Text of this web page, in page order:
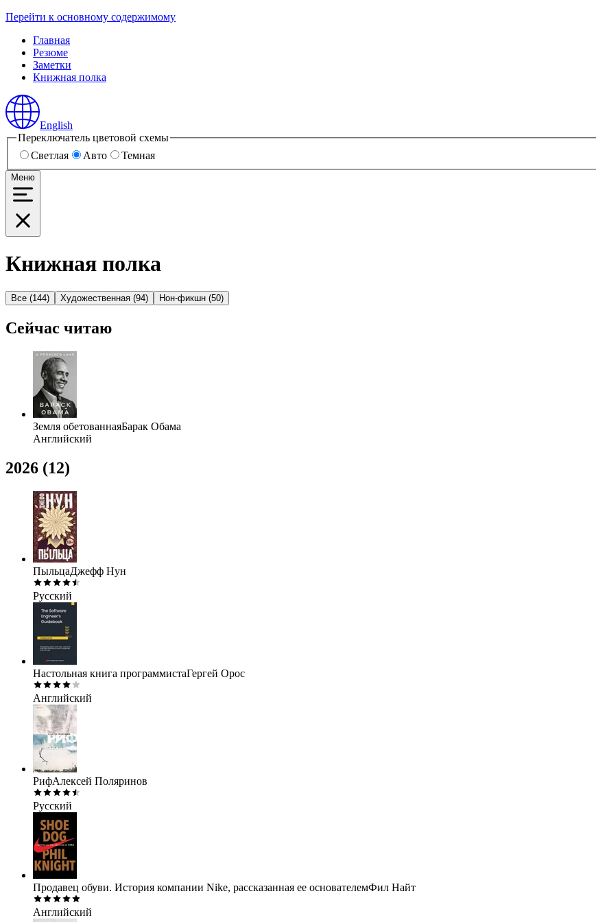
Перейти к основному содержимому
Главная
Резюме
Заметки
Книжная полка
English
Переключатель цветовой схемы
Светлая
Авто Темная
Меню
Книжная полка
Все (144) Художественная (94) Нон-фикшн (50)
Сейчас читаю
Земля обетованнаяБарак Обама
Английский
2026 (12)
ПыльцаДжефф Нун
Русский
Настольная книга программистаГергей Орос
Английский
РифАлексей Поляринов
Русский
Продавец обуви. История компании Nike, рассказанная ее основателемФил Найт
Английский